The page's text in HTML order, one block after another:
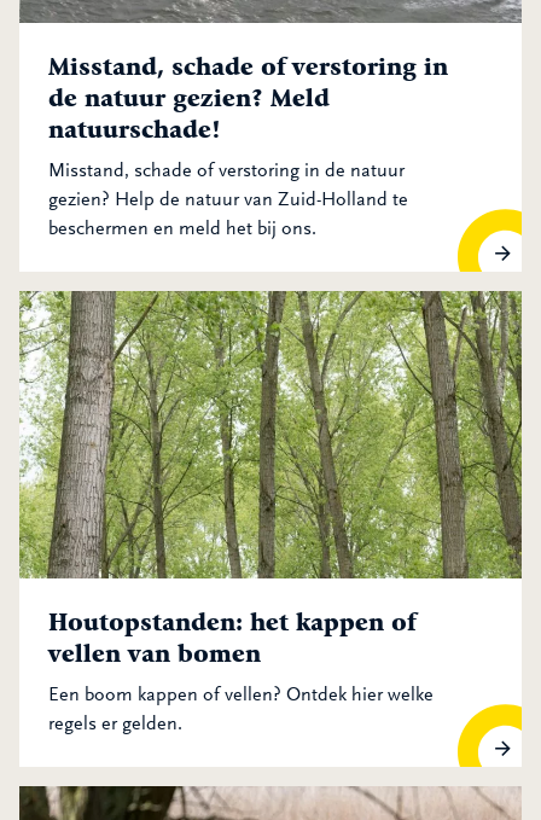
Misstand, schade of verstoring in
de natuur gezien? Meld
natuurschade!
Misstand, schade of verstoring in de natuur
gezien? Help de natuur van Zuid-Holland te
beschermen en meld het bij ons.
Houtopstanden: het kappen of
vellen van bomen
Een boom kappen of vellen? Ontdek hier welke
regels er gelden.